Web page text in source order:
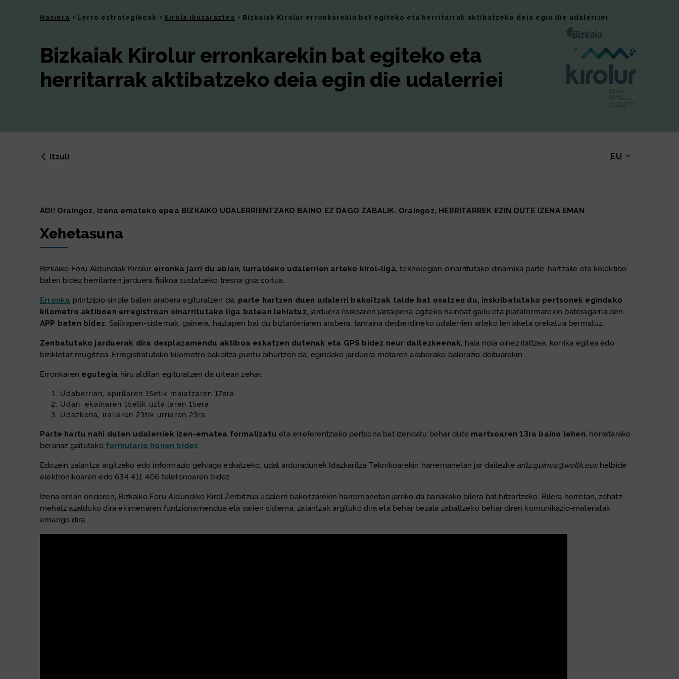
Hasiera Lerro estrategikoak Kirola ikusaraztea Bizkaiak Kirolur erronkarekin bat egiteko eta herritarrak aktibatzeko deia egin die udalerriei
Bizkaiak Kirolur erronkarekin bat egiteko eta
herritarrak aktibatzeko deia egin die udalerriei
Itzuli EU
ADI! Oraingoz, izena emateko epea BIZKAIKO UDALERRIENTZAKO BAINO EZ DAGO ZABALIK. Oraingoz, HERRITARREK EZIN DUTE IZENA EMAN.
Xehetasuna
Bizkaiko Foru Aldundiak Kirolur erronka jarri du abian, lurraldeko udalerrien arteko kirol-liga, teknologian oinarritutako dinamika parte-hartzaile eta kolektibo
baten bidez herritarren jarduera fisikoa sustatzeko tresna gisa sortua.
Erronka printzipio sinple baten arabera egituratzen da: parte hartzen duen udalerri bakoitzak talde bat osatzen du, inskribatutako pertsonek egindako
kilometro aktiboen erregistroan oinarritutako liga batean lehiatuz, jarduera fisikoaren jarraipena egiteko hainbat gailu eta plataformarekin bateragarria den
APP baten bidez. Sailkapen-sistemak, gainera, haztapen bat du biztanleriaren arabera, tamaina desberdineko udalerrien arteko lehiaketa orekatua bermatuz.
Zenbatutako jarduerak dira desplazamendu aktiboa eskatzen dutenak eta GPS bidez neur daitezkeenak, hala nola oinez ibiltzea, korrika egitea edo
bizikletaz mugitzea. Erregistratutako kilometro bakoitza puntu bihurtzen da, egindako jarduera motaren araberako balorazio doituarekin.
Erronkaren egutegia hiru alditan egituratzen da urtean zehar:
Udaberrian, apirilaren 15etik maiatzaren 17era
Udan, ekainaren 15etik uztailaren 15era
Udazkena, irailaren 23tik urriaren 23ra
Parte hartu nahi duten udalerriek izen-ematea formalizatueta erreferentziako pertsona bat izendatu behar dutemartxoaren 13ra baino lehen, horretarako
berariaz gaitutako formulario honen bidez.
Edozein zalantza argitzeko edo informazio gehiago eskatzeko, udal arduradunek Idazkaritza Teknikoarekin harremanetan jar daitezke aritz.guinea@wellk.eushelbide
elektronikoaren edo 634 411 406 telefonoaren bidez.
Izena eman ondoren, Bizkaiko Foru Aldundiko Kirol Zerbitzua udalerri bakoitzarekin harremanetan jarriko da banakako bilera bat hitzartzeko. Bilera horretan, zehatz-
mehatz azalduko dira ekimenaren funtzionamendua eta sarien sistema, zalantzak argituko dira eta behar bezala zabaltzeko behar diren komunikazio-materialak
emango dira.